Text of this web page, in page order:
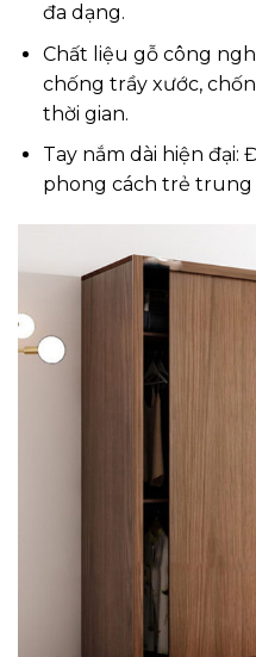
đa dạng.
Chất liệu gỗ công
chống trầy xước,
thời gian.
Tay nắm dài hiện đại:
phong cách trẻ trung